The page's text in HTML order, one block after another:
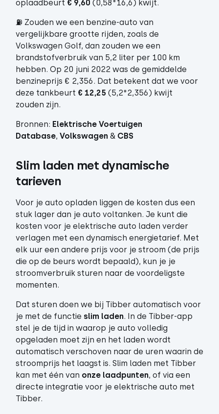
oplaadbeurt € 9,60 (0,58*16,6) kwijt.
⛽ Zouden we een benzine-auto van
vergelijkbare grootte rijden, zoals de
Volkswagen Golf, dan zouden we een
brandstofverbruik van 5,2 liter per 100 km
hebben. Op 20 juni 2022 was de gemiddelde
benzineprijs € 2,356. Dat betekent dat we voor
deze tankbeurt € 12,25 (5,2*2,356) kwijt
zouden zijn.
Bronnen: Elektrische Voertuigen
Database, Volkswagen & CBS
Slim laden met dynamische
tarieven
Voor je auto opladen liggen de kosten dus een
stuk lager dan je auto voltanken. Je kunt die
kosten voor je elektrische auto laden verder
verlagen met een dynamisch energietarief. Met
elk uur een andere prijs voor je stroom (de prijs
die op de beurs wordt bepaald), kun je je
stroomverbruik sturen naar de voordeligste
momenten.
Dat sturen doen we bij Tibber automatisch voor
je met de functie slim laden. In de Tibber-app
stel je de tijd in waarop je auto volledig
opgeladen moet zijn en het laden wordt
automatisch verschoven naar de uren waarin de
stroomprijs het laagst is. Slim laden met Tibber
kan met één van onze laadpunten, of via een
directe integratie voor je elektrische auto met
Tibber.